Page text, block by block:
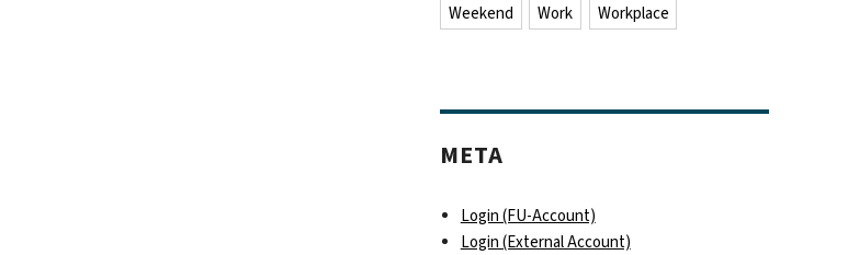
Weekend Work Workplace
META
Login (FU-Account)
Login (External Account)